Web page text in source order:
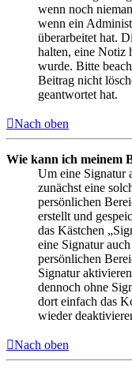
wenn noch
wenn ein
überarbeitet hat.
halten, eine Notiz
wurde. Bitte
Beitrag nicht
geantwortet hat.
Nach oben
Wie kann ich meinem
Um eine Signatur
zunächst eine
persönlichen
erstellt und
das Kästchen
eine Signatur
persönlichen
Signatur
dennoch ohne
dort einfach das
wieder
Nach oben